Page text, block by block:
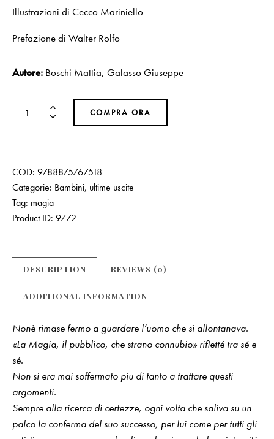
Illustrazioni di Cecco Mariniello
Prefazione di Walter Rolfo
Autore: Boschi Mattia, Galasso Giuseppe
COMPRA ORA
COD: 9788875767518
Categorie: Bambini, ultime uscite
Tag: magia
Product ID: 9772
DESCRIPTION REVIEWS (0)
ADDITIONAL INFORMATION
Nonè rimase fermo a guardare l’uomo che si allontanava.
«La Magia, il pubblico, che strano connubio» rifletté tra sé e
sé.
Non si era mai soffermato piu di tanto a trattare questi
argomenti.
Sempre alla ricerca di certezze, ogni volta che saliva su un
palco la conferma del suo successo, per lui come per tutti gli